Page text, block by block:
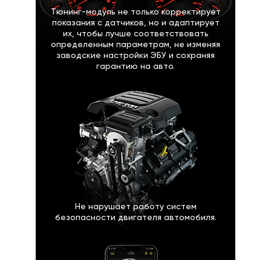
Тюнинг-модуль не только корректирует
показания с датчиков, но и адаптирует
их, чтобы лучше соответствовать
определенным параметрам, не изменяя
заводские настройки ЭБУ и сохраняя
гарантию на авто.
Не нарушает работу систем
безопасности двигателя автомобиля.